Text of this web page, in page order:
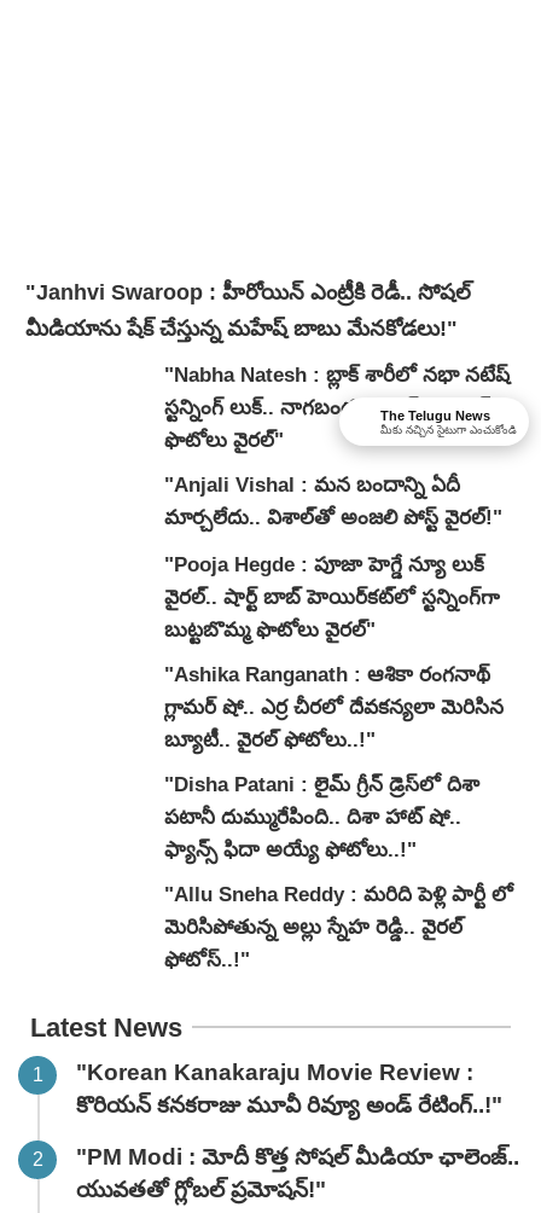
"Janhvi Swaroop : హీరోయిన్ ఎంట్రీకి రెడీ.. సోషల్
మీడియాను షేక్ చేస్తున్న మహేష్ బాబు మేనకోడలు!"
"Nabha Natesh : బ్లాక్ శారీలో నభా నటేష్
స్టన్నింగ్ లుక్.. నాగబంధం సక్సెస్ ఈవెంట్
ఫొటోలు వైరల్"
"Anjali Vishal : మన బందాన్ని ఏదీ
మార్చలేదు.. విశాల్‌తో అంజలి పోస్ట్ వైరల్!"
"Pooja Hegde : పూజా హెగ్డే న్యూ లుక్
వైరల్.. షార్ట్ బాబ్ హెయిర్‌కట్‌లో స్టన్నింగ్‌గా
బుట్టబొమ్మ ఫొటోలు వైరల్"
"Ashika Ranganath : ఆశికా రంగనాథ్
గ్లామర్ షో.. ఎర్ర చీరలో దేవకన్యలా మెరిసిన
బ్యూటీ.. వైరల్ ఫోటోలు..!"
"Disha Patani : లైమ్ గ్రీన్ డ్రెస్‌లో దిశా
పటానీ దుమ్మురేపింది.. దిశా హాట్ షో..
ఫ్యాన్స్ ఫిదా అయ్యే ఫోటోలు..!"
"Allu Sneha Reddy : మరిది పెళ్లి పార్టీ లో
మెరిసిపోతున్న అల్లు స్నేహ రెడ్డి.. వైర‌ల్
ఫోటోస్‌..!"
Latest News
"Korean Kanakaraju Movie Review :
కొరియన్ కనకరాజు మూవీ రివ్యూ అండ్ రేటింగ్‌..!"
"PM Modi : మోదీ కొత్త సోషల్ మీడియా ఛాలెంజ్..
యువతతో గ్లోబల్ ప్రమోషన్!"
The Telugu News
మీకు నచ్చిన సైటుగా ఎంచుకోండి